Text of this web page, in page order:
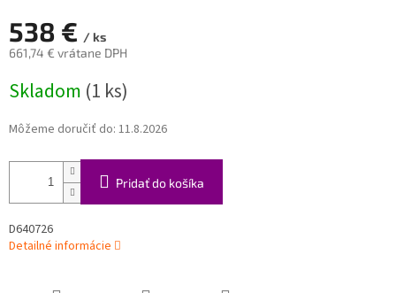
538 € / ks
661,74 € vrátane DPH
cena:
Skladom (1 ks)
Môžeme doručiť do: 11.8.2026
Pridať do košíka
D640726
Detailné informácie